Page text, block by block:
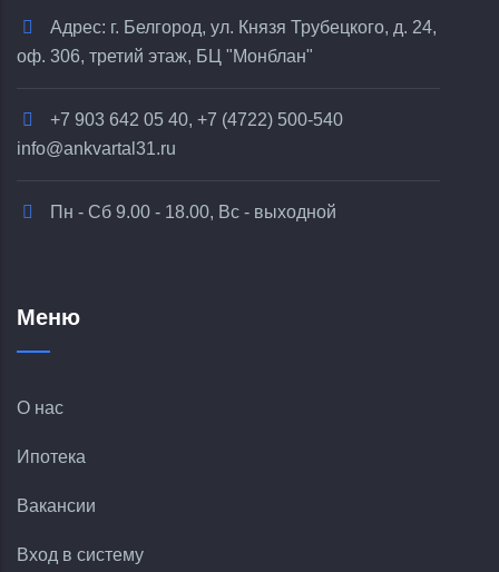
Адрес: г. Белгород, ул. Князя Трубецкого, д. 24,
оф. 306, третий этаж, БЦ "Монблан"
+7 903 642 05 40, +7 (4722) 500-540
info@ankvartal31.ru
Пн - Сб 9.00 - 18.00, Вс - выходной
Меню
О нас
Ипотека
Вакансии
Вход в систему